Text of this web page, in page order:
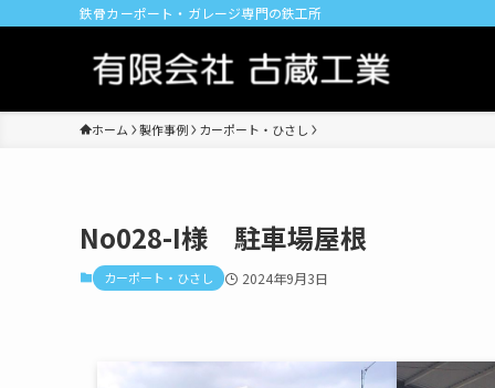
鉄骨カーポート・ガレージ専門の鉄工所
ホーム 製作事例 カーポート・ひさし
No028-I様 駐車場屋根
カーポート・ひさし 2024年9月3日